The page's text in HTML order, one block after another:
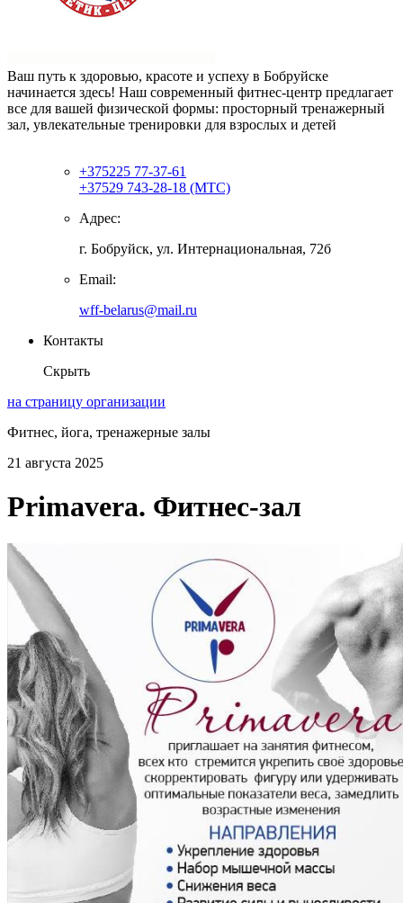
Ваш путь к здоровью, красоте и успеху в Бобруйске
начинается здесь! Наш современный фитнес-центр предлагает
все для вашей физической формы: просторный тренажерный
зал, увлекательные тренировки для взрослых и детей
+375225 77-37-61
+37529 743-28-18 (МТС)
Адрес:
г. Бобруйск, ул. Интернациональная, 72б
Email:
wff-belarus@mail.ru
Контакты
Скрыть
на страницу организации
Фитнес, йога, тренажерные залы
21 августа 2025
Primavera. Фитнес-зал